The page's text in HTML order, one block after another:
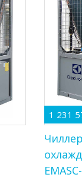
1 231